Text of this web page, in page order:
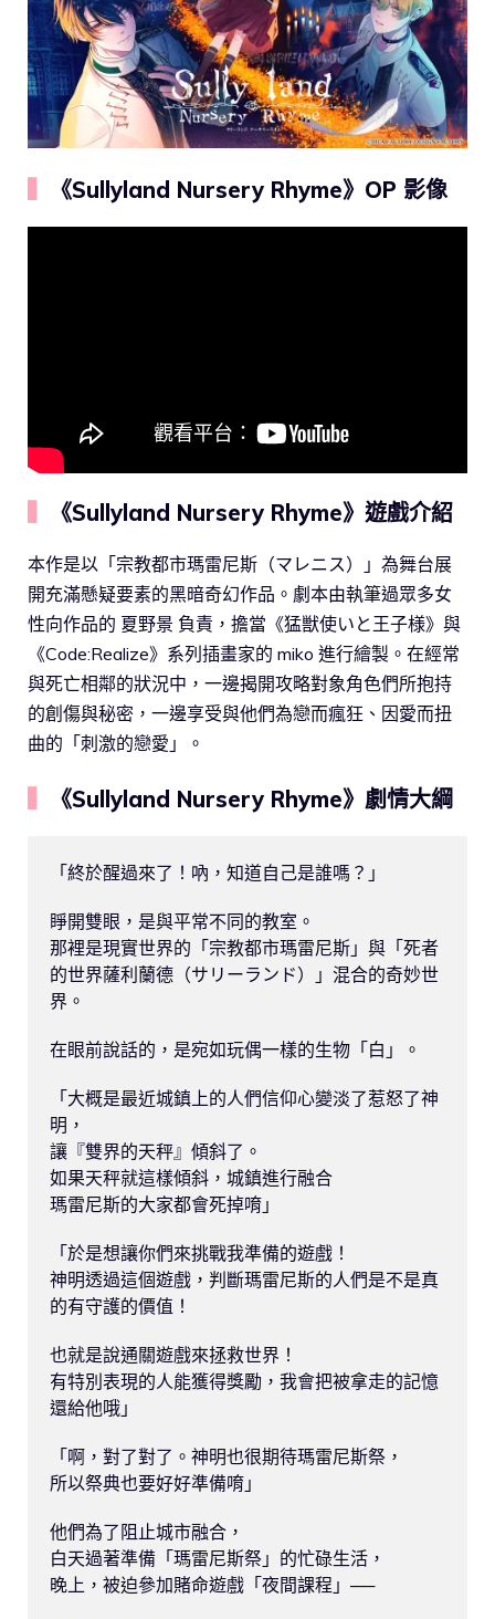
《Sullyland Nursery Rhyme》OP 影像
《Sullyland Nursery Rhyme》遊戲介紹
本作是以「宗教都市瑪雷尼斯（マレニス）」為舞台展
開充滿懸疑要素的黑暗奇幻作品。劇本由執筆過眾多女
性向作品的 夏野景 負責，擔當《猛獣使いと王子様》與
《Code:Realize》系列插畫家的 miko 進行繪製。在經常
與死亡相鄰的狀況中，一邊揭開攻略對象角色們所抱持
的創傷與秘密，一邊享受與他們為戀而瘋狂、因愛而扭
曲的「刺激的戀愛」。
《Sullyland Nursery Rhyme》劇情大綱
「終於醒過來了！吶，知道自己是誰嗎？」
睜開雙眼，是與平常不同的教室。
那裡是現實世界的「宗教都市瑪雷尼斯」與「死者
的世界薩利蘭德（サリーランド）」混合的奇妙世
界。
在眼前說話的，是宛如玩偶一樣的生物「白」。
「大概是最近城鎮上的人們信仰心變淡了惹怒了神
明，
讓『雙界的天秤』傾斜了。
如果天秤就這樣傾斜，城鎮進行融合
瑪雷尼斯的大家都會死掉唷」
「於是想讓你們來挑戰我準備的遊戲！
神明透過這個遊戲，判斷瑪雷尼斯的人們是不是真
的有守護的價值！
也就是說通關遊戲來拯救世界！
有特別表現的人能獲得獎勵，我會把被拿走的記憶
還給他哦」
「啊，對了對了。神明也很期待瑪雷尼斯祭，
所以祭典也要好好準備唷」
他們為了阻止城市融合，
白天過著準備「瑪雷尼斯祭」的忙碌生活，
晚上，被迫參加賭命遊戲「夜間課程」──